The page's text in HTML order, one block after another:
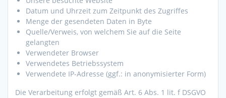
Datum und Uhrzeit zum Zeitpunkt des Zugriffes
Menge der gesendeten Daten in Byte
Quelle/Verweis, von welchem Sie auf die Seite
gelangten
Verwendeter Browser
Verwendetes Betriebssystem
Verwendete IP-Adresse (ggf.: in anonymisierter Form)
Die Verarbeitung erfolgt gemäß Art. 6 Abs. 1 lit. f DSGVO